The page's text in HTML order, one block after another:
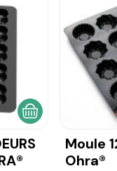
AJOUTER AU
Moule
Ohra®